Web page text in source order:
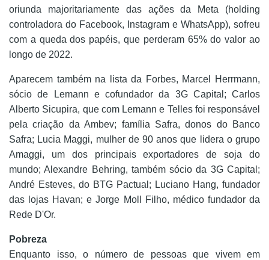
oriunda majoritariamente das ações da Meta (holding
controladora do Facebook, Instagram e WhatsApp), sofreu
com a queda dos papéis, que perderam 65% do valor ao
longo de 2022.
Aparecem também na lista da Forbes, Marcel Herrmann,
sócio de Lemann e cofundador da 3G Capital; Carlos
Alberto Sicupira, que com Lemann e Telles foi responsável
pela criação da Ambev; família Safra, donos do Banco
Safra; Lucia Maggi, mulher de 90 anos que lidera o grupo
Amaggi, um dos principais exportadores de soja do
mundo; Alexandre Behring, também sócio da 3G Capital;
André Esteves, do BTG Pactual; Luciano Hang, fundador
das lojas Havan; e Jorge Moll Filho, médico fundador da
Rede D'Or.
Pobreza
Enquanto isso, o número de pessoas que vivem em